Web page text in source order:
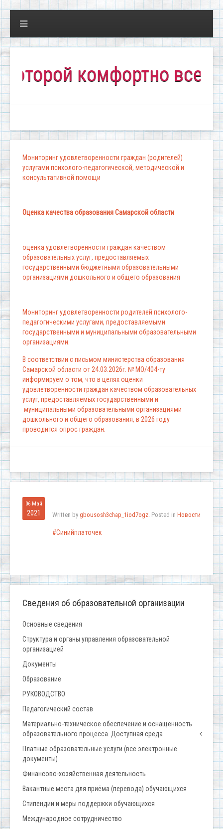
комфортно всем!"
Мониторинг удовлетворенности граждан (родителей)
услугами психолого-педагогической, методической и
консультативной помощи
Оценка качества образования Самарской области
оценка удовлетворенности граждан качеством
образовательных услуг, предоставляемых
государственными бюджетными образовательными
организациями дошкольного и общего образования
Мониторинг удовлетворенности родителей психолого-
педагогическими услугами, предоставляемыми
государственными и муниципальными образовательными
организациями.
В соответствии с письмом министерства образования
Самарской области от 24.03.2026г. № МО/404-ту
информируем о том, что в целях оценки
удовлетворенности граждан качеством образовательных
услуг, предоставляемых государственными и
муниципальными образовательными организациями
дошкольного и общего образования, в 2026 году
проводится опрос граждан.
06 Май
2021 Written by gbousosh3chap_1iod7ogz. Posted in Новости
#Синийплаточек
Сведения об образовательной организации
Основные сведения
Структура и органы управления образовательной
организацией
Документы
Образование
РУКОВОДСТВО
Педагогический состав
Материально-техническое обеспечение и оснащенность
образовательного процесса. Доступная среда
Платные образовательные услуги (все электронные
документы)
Финансово-хозяйственная деятельность
Вакантные места для приёма (перевода) обучающихся
Стипендии и меры поддержки обучающихся
Международное сотрудничество